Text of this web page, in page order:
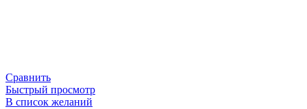
Сравнить
Быстрый просмотр
В список желаний